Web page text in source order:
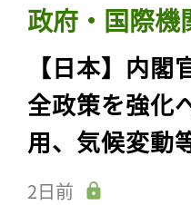
政府・国際機
【日本】内
全政策を強化
用、気候変動
2日前